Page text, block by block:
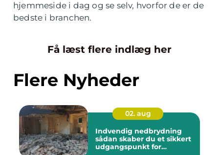
hjemmeside i dag og se selv, hvorfor de er de
bedste i branchen.
Få læst flere indlæg her
Flere Nyheder
02. aug
Indvendig nedbrydning
sådan skaber du et sikkert
udgangspunkt for